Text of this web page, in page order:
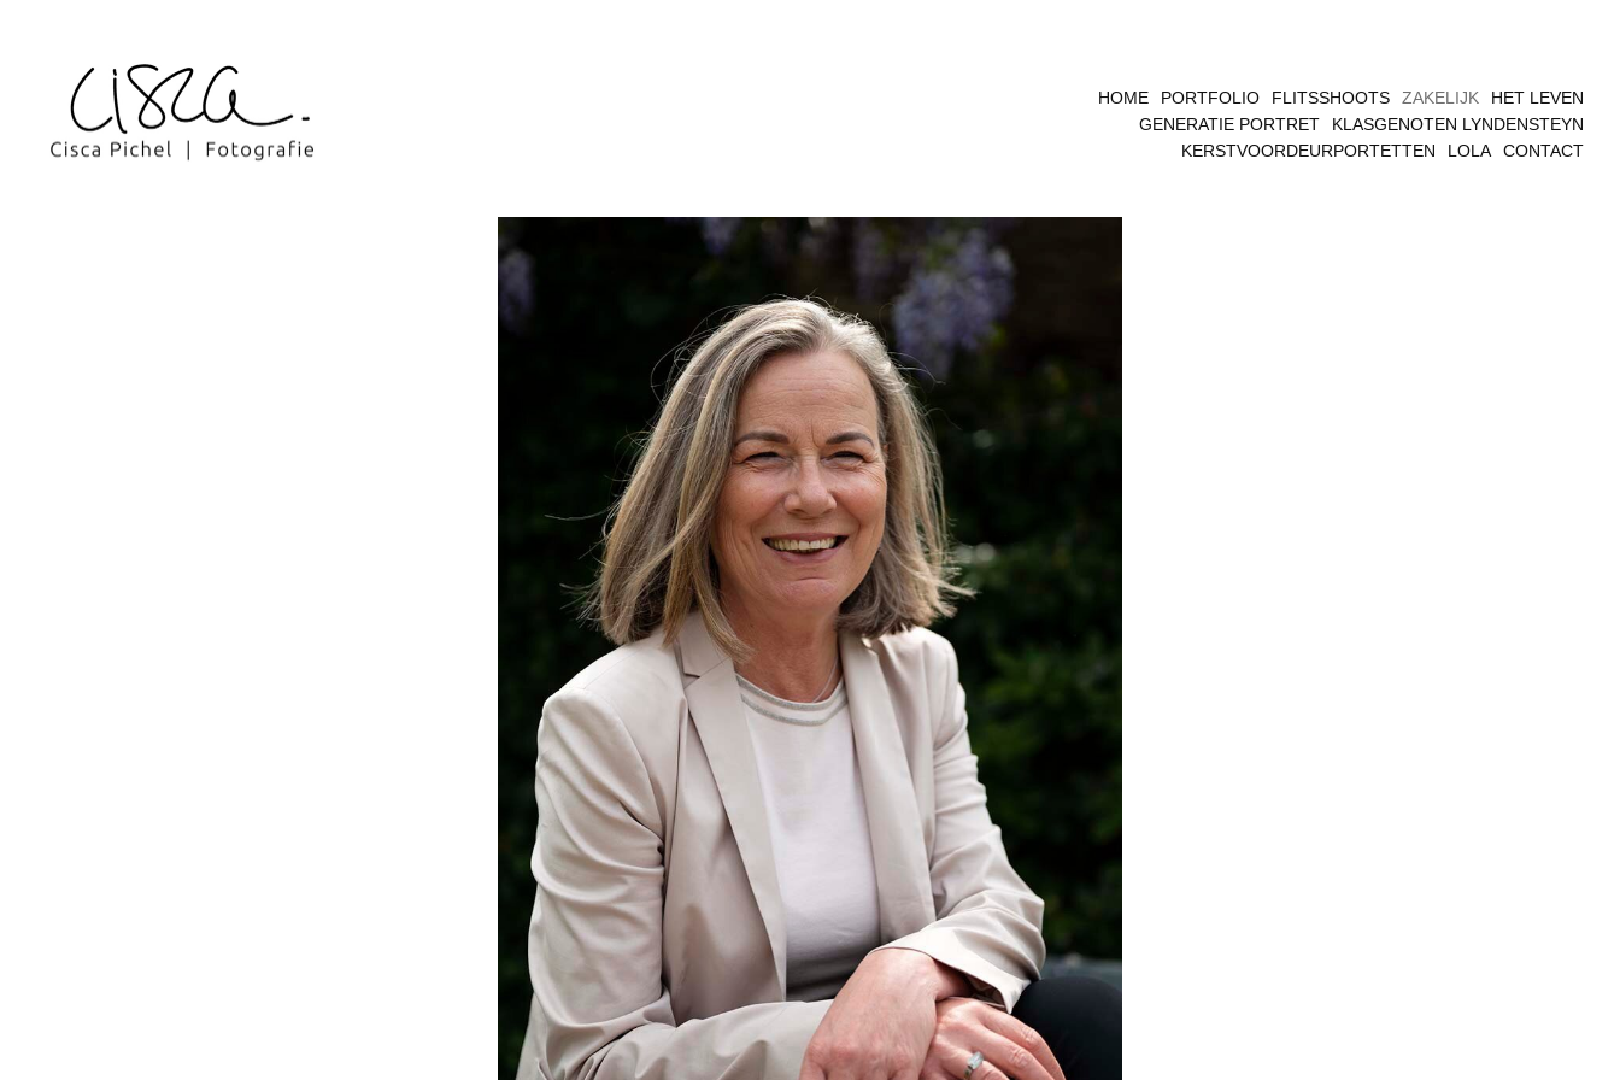
HOME PORTFOLIO FLITSSHOOTS ZAKELIJK
HET LEVEN
GENERATIE PORTRET
KLASGENOTEN LYNDENSTEYN
KERSTVOORDEURPORTETTEN
LOLA CONTACT